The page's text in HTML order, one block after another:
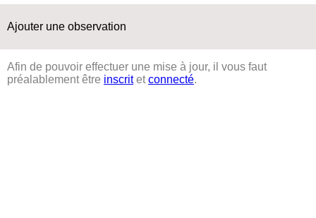
Ajouter une observation
Afin de pouvoir effectuer une mise à jour, il vous faut
préalablement être inscritetconnecté.